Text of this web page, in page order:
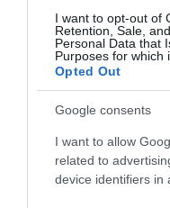
I want to opt-out of
Retention, Sale,
Personal Data that
Purposes for which
Opted Out
Google consents
I want to allow
related to
device identifiers in
Frissítést kínál
kapható